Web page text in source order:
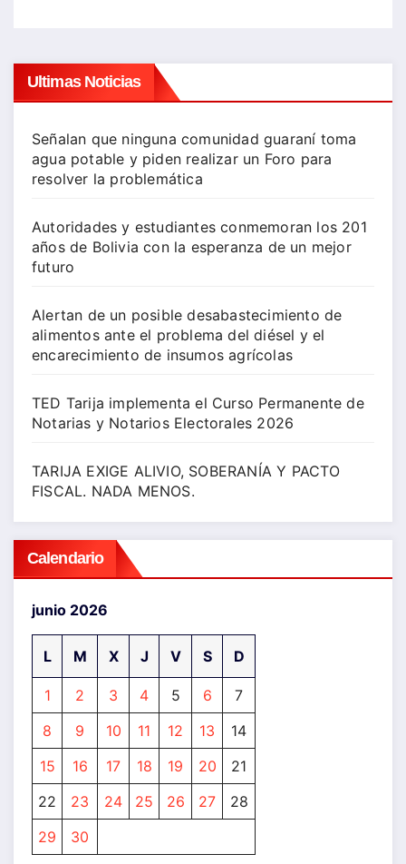
Ultimas Noticias
Señalan que ninguna comunidad guaraní toma
agua potable y piden realizar un Foro para
resolver la problemática
Autoridades y estudiantes conmemoran los 201
años de Bolivia con la esperanza de un mejor
futuro
Alertan de un posible desabastecimiento de
alimentos ante el problema del diésel y el
encarecimiento de insumos agrícolas
TED Tarija implementa el Curso Permanente de
Notarias y Notarios Electorales 2026
TARIJA EXIGE ALIVIO, SOBERANÍA Y PACTO
FISCAL. NADA MENOS.
Calendario
junio 2026
L M X J V S D
1 2 3 4 5 6
7
8
9 10 11 12 13
14
15
16 17 18 19 20
21
22
23 24 25 26 27
28
29
30